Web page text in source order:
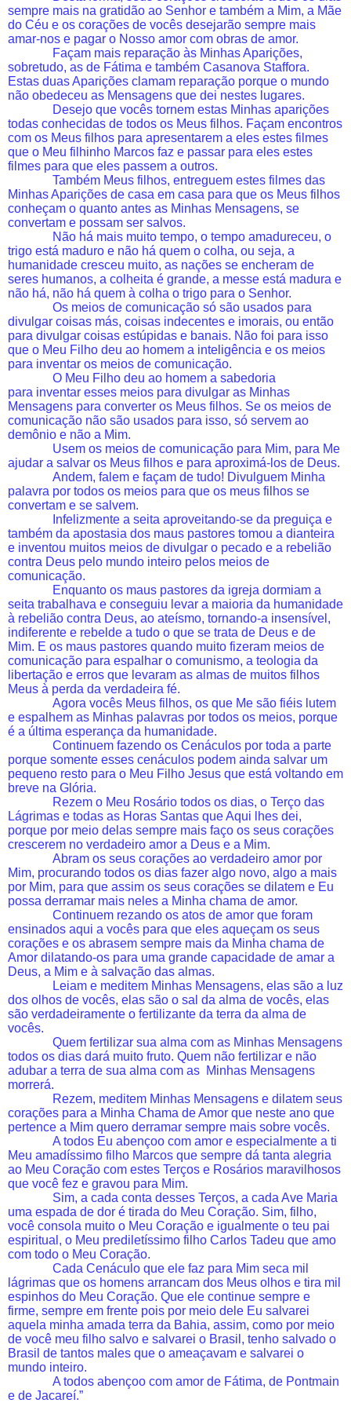
sempre mais na gratidão ao Senhor e também a Mim, a Mãe
do Céu e os corações de vocês desejarão sempre mais
amar-nos e pagar o Nosso amor com obras de amor.
Façam mais reparação às Minhas Aparições,
sobretudo, as de Fátima e também Casanova Staffora.
Estas duas Aparições clamam reparação porque o mundo
não obedeceu as Mensagens que dei nestes lugares.
Desejo que vocês tornem estas Minhas aparições
todas conhecidas de todos os Meus filhos. Façam encontros
com os Meus filhos para apresentarem a eles estes filmes
que o Meu filhinho Marcos faz e passar para eles estes
filmes para que eles passem a outros.
Também Meus filhos, entreguem estes filmes das
Minhas Aparições de casa em casa para que os Meus filhos
conheçam o quanto antes as Minhas Mensagens, se
convertam e possam ser salvos.
Não há mais muito tempo, o tempo amadureceu, o
trigo está maduro e não há quem o colha, ou seja, a
humanidade cresceu muito, as nações se encheram de
seres humanos, a colheita é grande, a messe está madura e
não há, não há quem à colha o trigo para o Senhor.
Os meios de comunicação só são usados para
divulgar coisas más, coisas indecentes e imorais, ou então
para divulgar coisas estúpidas e banais. Não foi para isso
que o Meu Filho deu ao homem a inteligência e os meios
para inventar os meios de comunicação.
O Meu Filho deu ao homem a sabedoria
para inventar esses meios para divulgar as Minhas
Mensagens para converter os Meus filhos. Se os meios de
comunicação não são usados para isso, só servem ao
demônio e não a Mim.
Usem os meios de comunicação para Mim, para Me
ajudar a salvar os Meus filhos e para aproximá-los de Deus.
Andem, falem e façam de tudo! Divulguem Minha
palavra por todos os meios para que os meus filhos se
convertam e se salvem.
Infelizmente a seita aproveitando-se da preguiça e
também da apostasia dos maus pastores tomou a dianteira
e inventou muitos meios de divulgar o pecado e a rebelião
contra Deus pelo mundo inteiro pelos meios de
comunicação.
Enquanto os maus pastores da igreja dormiam a
seita trabalhava e conseguiu levar a maioria da humanidade
à rebelião contra Deus, ao ateísmo, tornando-a insensível,
indiferente e rebelde a tudo o que se trata de Deus e de
Mim. E os maus pastores quando muito fizeram meios de
comunicação para espalhar o comunismo, a teologia da
libertação e erros que levaram as almas de muitos filhos
Meus à perda da verdadeira fé.
Agora vocês Meus filhos, os que Me são fiéis lutem
e espalhem as Minhas palavras por todos os meios, porque
é a última esperança da humanidade.
Continuem fazendo os Cenáculos por toda a parte
porque somente esses cenáculos podem ainda salvar um
pequeno resto para o Meu Filho Jesus que está voltando em
breve na Glória.
Rezem o Meu Rosário todos os dias, o Terço das
Lágrimas e todas as Horas Santas que Aqui lhes dei,
porque por meio delas sempre mais faço os seus corações
crescerem no verdadeiro amor a Deus e a Mim.
Abram os seus corações ao verdadeiro amor por
Mim, procurando todos os dias fazer algo novo, algo a mais
por Mim, para que assim os seus corações se dilatem e Eu
possa derramar mais neles a Minha chama de amor.
Continuem rezando os atos de amor que foram
ensinados aqui a vocês para que eles aqueçam os seus
corações e os abrasem sempre mais da Minha chama de
Amor dilatando-os para uma grande capacidade de amar a
Deus, a Mim e à salvação das almas.
Leiam e meditem Minhas Mensagens, elas são a luz
dos olhos de vocês, elas são o sal da alma de vocês, elas
são verdadeiramente o fertilizante da terra da alma de
vocês.
Quem fertilizar sua alma com as Minhas Mensagens
todos os dias dará muito fruto. Quem não fertilizar e não
adubar a terra de sua alma com as Minhas Mensagens
morrerá.
Rezem, meditem Minhas Mensagens e dilatem seus
corações para a Minha Chama de Amor que neste ano que
pertence a Mim quero derramar sempre mais sobre vocês.
A todos Eu abençoo com amor e especialmente a ti
Meu amadíssimo filho Marcos que sempre dá tanta alegria
ao Meu Coração com estes Terços e Rosários maravilhosos
que você fez e gravou para Mim.
Sim, a cada conta desses Terços, a cada Ave Maria
uma espada de dor é tirada do Meu Coração. Sim, filho,
você consola muito o Meu Coração e igualmente o teu pai
espiritual, o Meu prediletíssimo filho Carlos Tadeu que amo
com todo o Meu Coração.
Cada Cenáculo que ele faz para Mim seca mil
lágrimas que os homens arrancam dos Meus olhos e tira mil
espinhos do Meu Coração. Que ele continue sempre e
firme, sempre em frente pois por meio dele Eu salvarei
aquela minha amada terra da Bahia, assim, como por meio
de você meu filho salvo e salvarei o Brasil, tenho salvado o
Brasil de tantos males que o ameaçavam e salvarei o
mundo inteiro.
A todos abençoo com amor de Fátima, de Pontmain
e de Jacareí.”